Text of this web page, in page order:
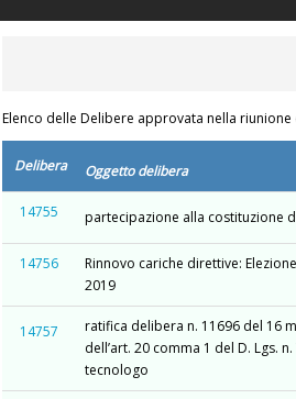
Elenco delle Delibere approvata nella
Delibera Oggetto delibera
14755 partecipazione alla costituzione
14756
Rinnovo cariche direttive:
2019
14757
ratifica delibera n. 11696 del 16
dell’art. 20 comma 1 del D. Lgs.
tecnologo